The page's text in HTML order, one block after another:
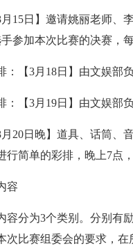
15日】邀请姚丽老师、
参加本次比赛的决赛，每
：【3月18日】由文娱部
：【3月19日】由文娱部
20日晚】道具、话筒、
行简单的彩排，晚上7点
容
容分为3个类别。分别有
次比赛组委会的要求，在